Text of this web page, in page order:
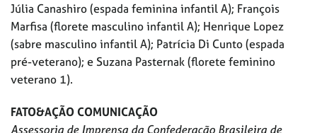
Júlia Canashiro (espada feminina infantil A); François
Marfisa (florete masculino infantil A); Henrique Lopez
(sabre masculino infantil A); Patrícia Di Cunto (espada
pré-veterano); e Suzana Pasternak (florete feminino
veterano 1).
FATO&AÇÃO COMUNICAÇÃO
Assessoria de Imprensa da Confederação Brasileira de